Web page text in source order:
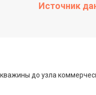
Источник
до узла